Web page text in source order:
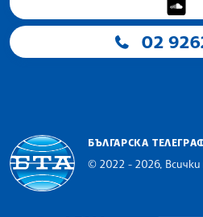
02
БЪЛГАРСКА
© 2022 - 2026, Всички